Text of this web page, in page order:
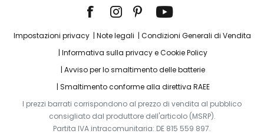
Impostazioni privacy Note legali
Condizioni Generali di Vendita
Informativa sulla privacy e Cookie Policy
Avviso per lo smaltimento delle batterie
Smaltimento conforme alla direttiva RAEE
I prezzi barrati corrispondono al prezzo di vendita al pubblico
consigliato dal produttore dell'articolo (MSRP).
Partita IVA intracomunitaria: DE 815 559 897.